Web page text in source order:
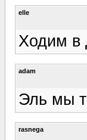
elle
Ходим в
adam
Эль мы
rasnega